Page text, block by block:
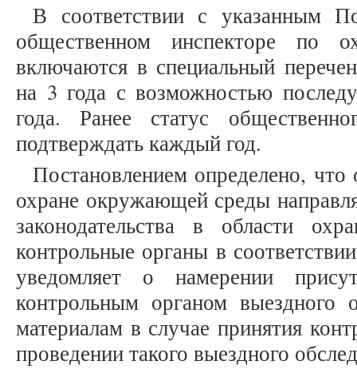
В соответствии с указанным
общественном инспекторе по
включаются в специальный
на 3 года с возможностью
года. Ранее статус
подтверждать каждый год.
Постановлением определено,
охране окружающей среды
законодательства в области
контрольные органы в
уведомляет о намерении
контрольным органом выездного
материалам в случае принятия
проведении такого выездного